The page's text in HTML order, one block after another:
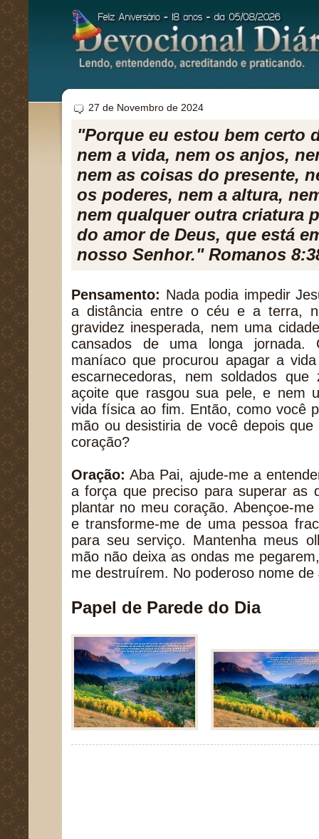
27 de Novembro de 2024
"Porque eu estou bem certo
nem a vida, nem os anjos,
nem as coisas do presente,
os poderes, nem a altura,
nem qualquer outra criatura
do amor de Deus, que está
nosso Senhor." Romanos
Pensamento: Nada podia impedir
a distância entre o céu e a terra,
gravidez inesperada, nem uma
cansados de uma longa jornada.
maníaco que procurou apagar a
escarnecedoras, nem soldados
açoite que rasgou sua pele, e nem
vida física ao fim. Então, como você
mão ou desistiria de você depois
coração?
Oração: Aba Pai, ajude-me a
a força que preciso para superar as
plantar no meu coração. Abençoe-
e transforme-me de uma pessoa
para seu serviço. Mantenha meus
mão não deixa as ondas me
me destruírem. No poderoso nome
Papel de Parede do Dia